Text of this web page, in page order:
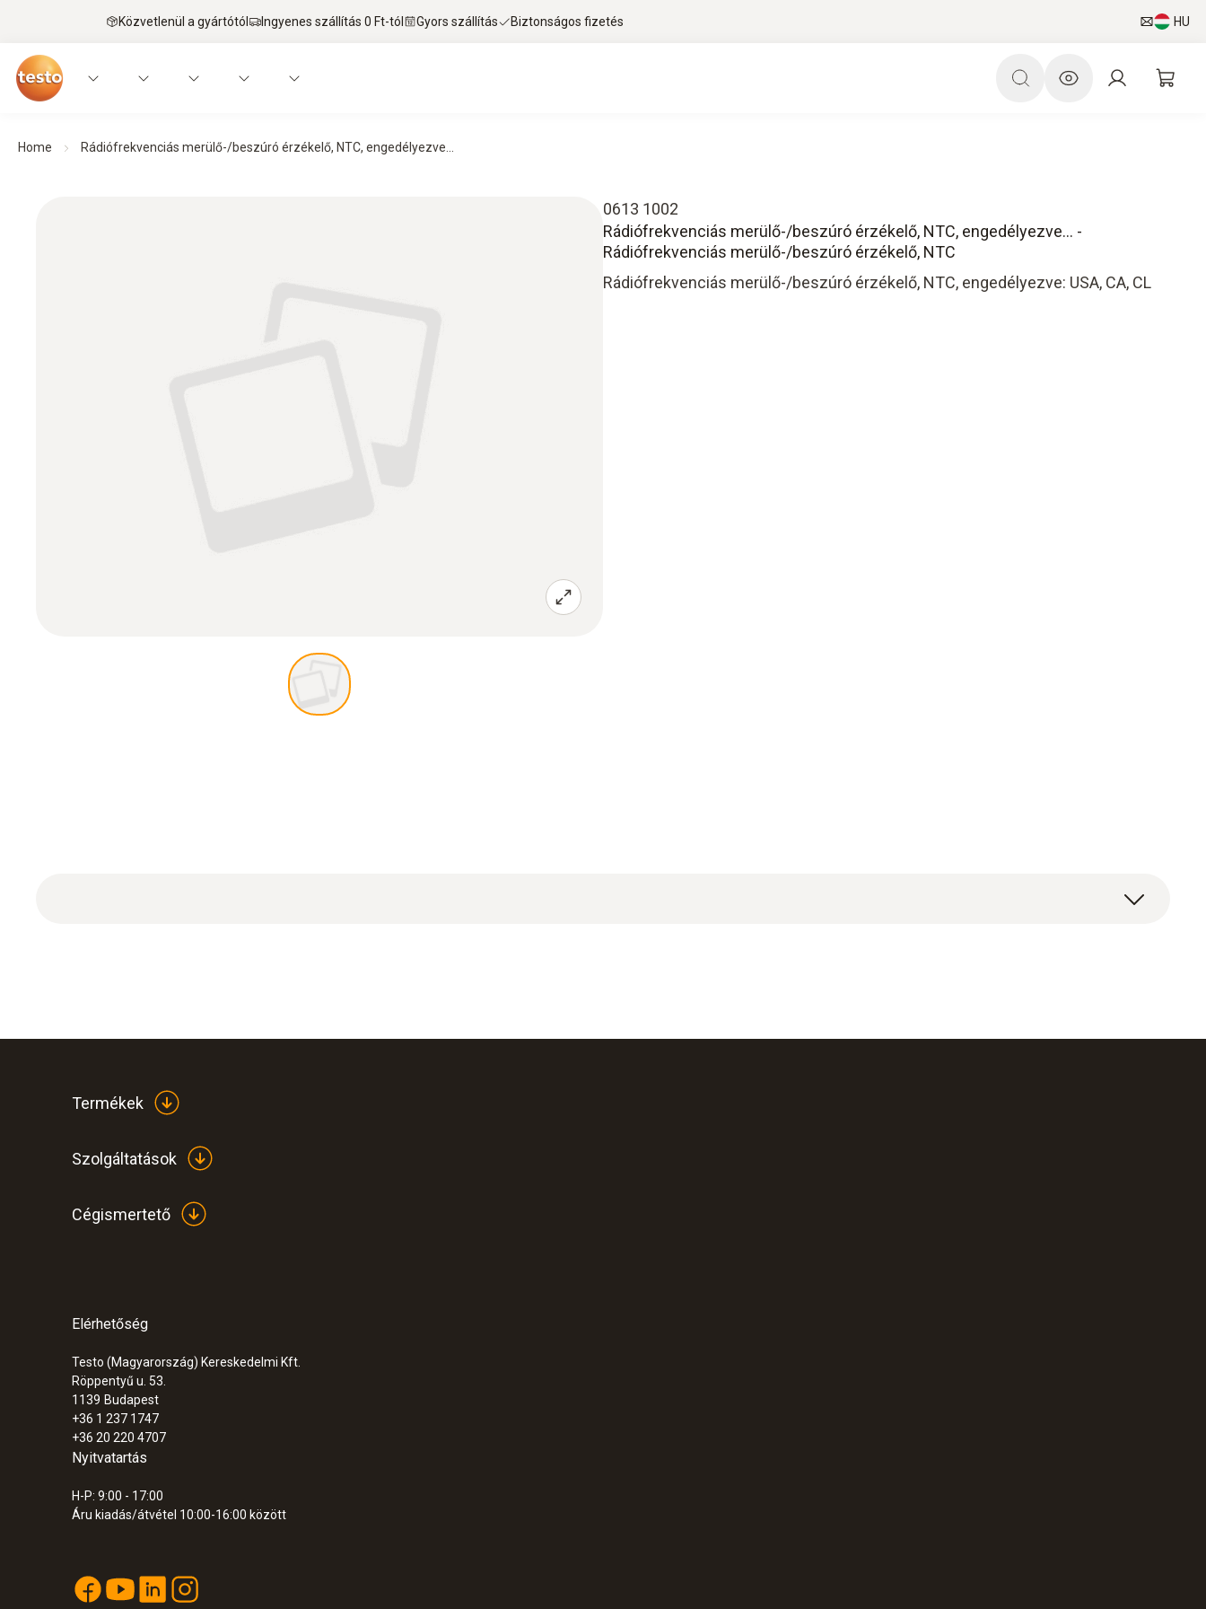
Közvetlenül a gyártótól Ingyenes szállítás 0 Ft-tól Gyors szállítás Biztonságos fizetés HU
Home Rádiófrekvenciás merülő-/beszúró érzékelő, NTC, engedélyezve...
0613 1002
Rádiófrekvenciás merülő-/beszúró érzékelő, NTC, engedélyezve... -
Rádiófrekvenciás merülő-/beszúró érzékelő, NTC
Rádiófrekvenciás merülő-/beszúró érzékelő, NTC, engedélyezve: USA, CA, CL
:0563 7352
216.500 Ft
274.955 Ft
Termékek
Szolgáltatások
Cégismertető
Elérhetőség
Testo (Magyarország) Kereskedelmi Kft.
Röppentyű u. 53.
1139 Budapest
+36 1 237 1747
+36 20 220 4707
Nyitvatartás
H-P: 9:00 - 17:00
Áru kiadás/átvétel 10:00-16:00 között